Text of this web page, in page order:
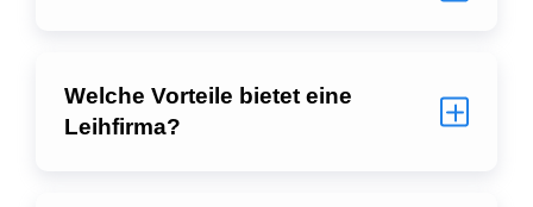
Welche Vorteile bietet eine
Leihfirma?